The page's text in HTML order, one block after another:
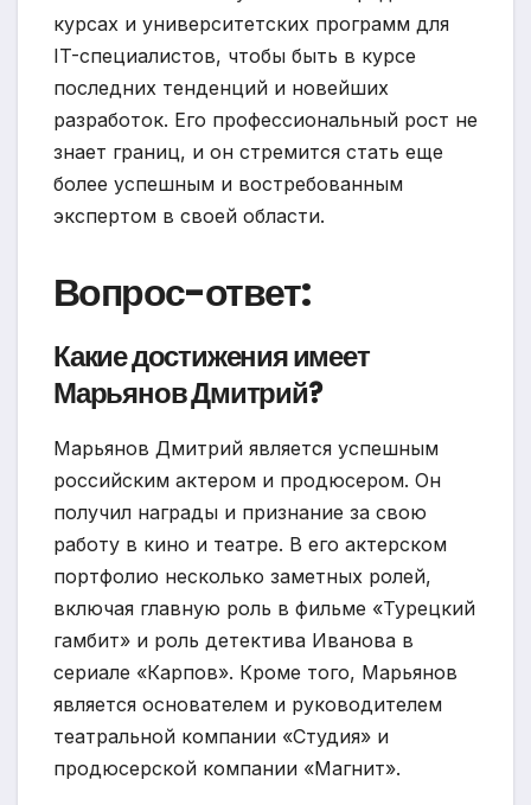
курсах и университетских программ для
IT-специалистов, чтобы быть в курсе
последних тенденций и новейших
разработок. Его профессиональный рост не
знает границ, и он стремится стать еще
более успешным и востребованным
экспертом в своей области.
Вопрос-ответ:
Какие достижения имеет
Марьянов Дмитрий?
Марьянов Дмитрий является успешным
российским актером и продюсером. Он
получил награды и признание за свою
работу в кино и театре. В его актерском
портфолио несколько заметных ролей,
включая главную роль в фильме «Турецкий
гамбит» и роль детектива Иванова в
сериале «Карпов». Кроме того, Марьянов
является основателем и руководителем
театральной компании «Студия» и
продюсерской компании «Магнит».